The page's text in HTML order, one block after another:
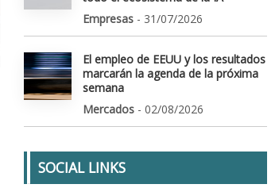
Empresas - 31/07/2026
El empleo de EEUU y los resultados
marcarán la agenda de la próxima
semana
Mercados - 02/08/2026
SOCIAL LINKS